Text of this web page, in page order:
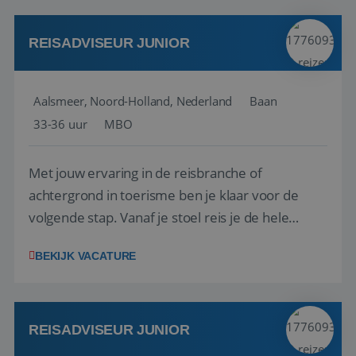
werken: of het nu gaat om vragen ...
REISADVISEUR JUNIOR
Aalsmeer, Noord-Holland, Nederland
Baan
33-36 uur
MBO
Met jouw ervaring in de reisbranche of
achtergrond in toerisme ben je klaar voor de
volgende stap. Vanaf je stoel reis je de hele
wensen van je team, je klant en wat er in de
klanten te overtuigen om die droomreis te
boeken! ...
BEKIJK VACATURE
REISADVISEUR JUNIOR